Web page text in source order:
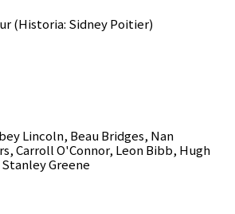
(Historia: Sidney Poitier)
Lincoln, Beau Bridges, Nan
Carroll O'Connor, Leon Bibb, Hugh
Greene